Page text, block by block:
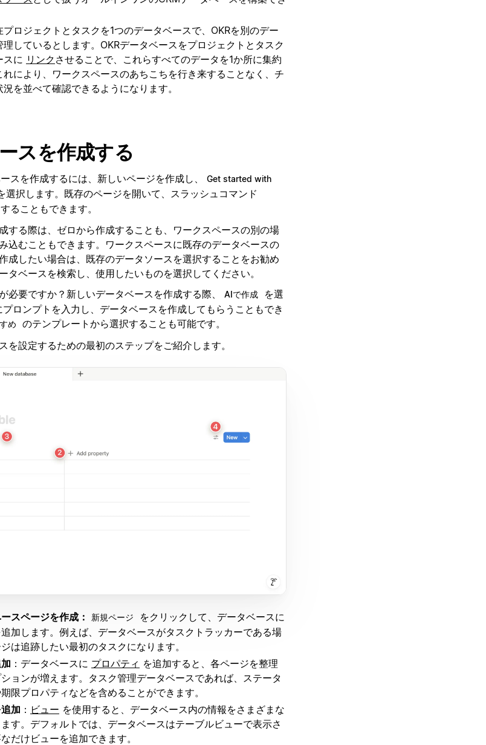
ロジェクトとタスクを1つのデータベースで、OKRを別のデー
理しているとします。OKRデータベースをプロジェクトとタスク
スに リンク させることで、これらすべてのデータを1か所に集約
れにより、ワークスペースのあちこちを行き来することなく、チ
を並べて確認できるようになります。
スを作成する
スを作成するには、新しいページを作成し、 Get started with
選択します。既存のページを開いて、スラッシュコマンド
ることもできます。
する際は、ゼロから作成することも、ワークスペースの別の場
込むこともできます。ワークスペースに既存のデータベースの
成したい場合は、既存のデータソースを選択することをお勧め
タベースを検索し、使用したいものを選択してください。
必要ですか？新しいデータベースを作成する際、
AIで作成
を選
ロンプトを入力し、データベースを作成してもらうこともでき
め
のテンプレートから選択することも可能です。
を設定するための最初のステップをご紹介します。
スページを作成： 新規ページ
をクリックして、データベースに
加します。例えば、データベースがタスクトラッカーである場
は追跡したい最初のタスクになります。
：データベースに プロパティ を追加すると、各ページを整理
ョンが増えます。タスク管理データベースであれば、ステータ
限プロパティなどを含めることができます。
加 ： ビュー を使用すると、データベース内の情報をさまざまな
す。デフォルトでは、データベースはテーブルビューで表示さ
だけビューを追加できます。